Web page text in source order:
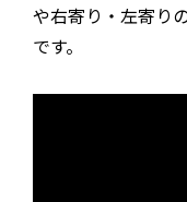
や右寄り・左寄り
です。